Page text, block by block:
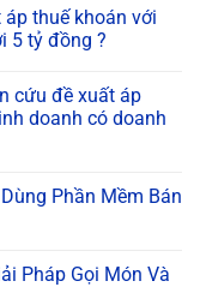
áp thuế khoán với
5 tỷ đồng ?
cứu đề xuất áp
doanh có doanh
Phần Mềm Bán
Pháp Gọi Món Và